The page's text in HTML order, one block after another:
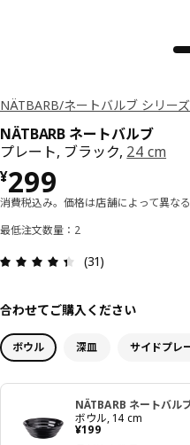
NÄTBARB/ネートバルブ シリー
NÄTBARB ネートバルブ
プレート, ブラック, 24 cm
¥299
価格 ¥ 299
消費税込み。価格は店舗によって異な
最低注文数量：2
(31)
合わせてご購入ください
ボウル 深皿 サイドプレ
NÄTBARB ネートバル
ボウル, 14 cm
¥199
価格 ¥ 199